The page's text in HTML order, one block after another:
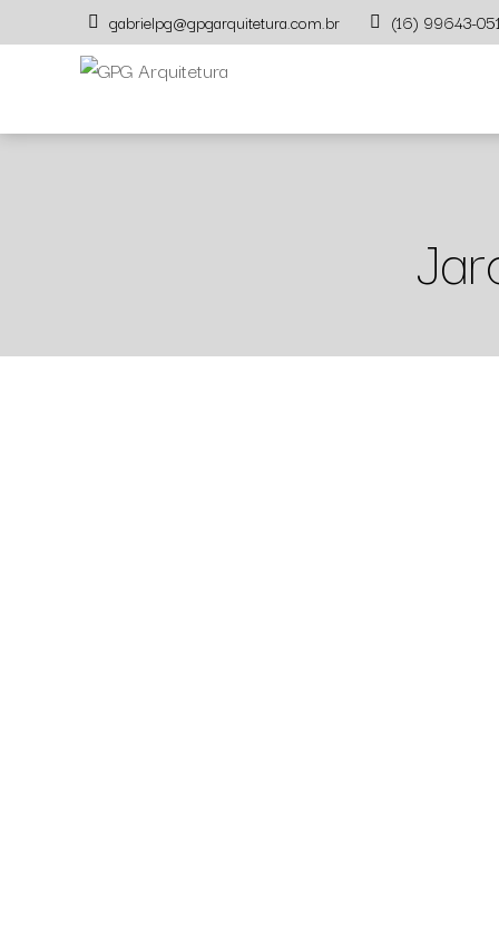
gabrielpg@gpgarquitetura.com.br (16) 99643-